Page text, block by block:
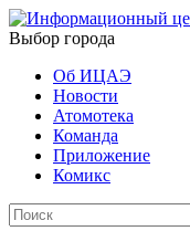
Выбор города
Об ИЦАЭ
Новости
Атомотека
Команда
Приложение
Комикс